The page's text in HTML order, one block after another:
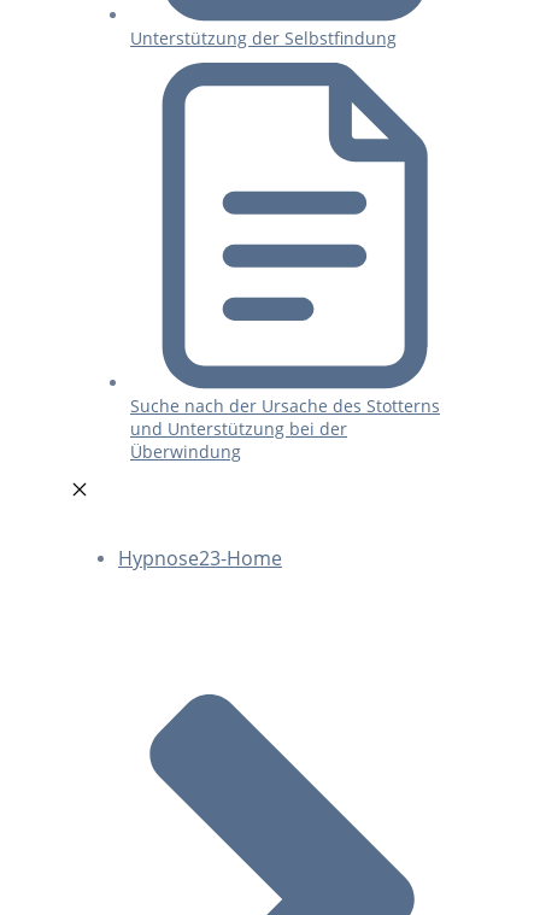
Unterstützung der Selbstfindung
Suche nach der Ursache des Stotterns
und Unterstützung bei der
Überwindung
Hypnose23-Home